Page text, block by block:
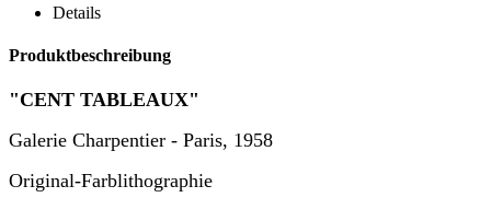
Details
Produktbeschreibung
"CENT TABLEAUX"
Galerie Charpentier - Paris, 1958
Original-Farblithographie